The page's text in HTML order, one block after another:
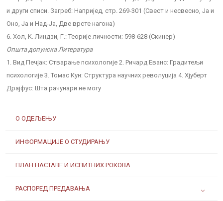
О ОДЕЉЕЊУ
ИНФОРМАЦИЈЕ О СТУДИРАЊУ
ПЛАН НАСТАВЕ И ИСПИТНИХ РОКОВА
РАСПОРЕД ПРЕДАВАЊА
и други списи. Загреб: Напријед, стр. 269-301 (Свест и несвесно, Ја и
Оно, Ја и Над-Ја, Две врсте нагона)
6. Хол, K. Линдзи, Г.: Теорије личности; 598-628 (Скинер)
Општа допунска Литература
1. Вид Печјак: Стварање психологије 2. Ричард Еванс: Градитељи
психологије 3. Томас Кун: Структура научних револуција 4. Хјуберт
Драјфус: Шта рачунари не могу